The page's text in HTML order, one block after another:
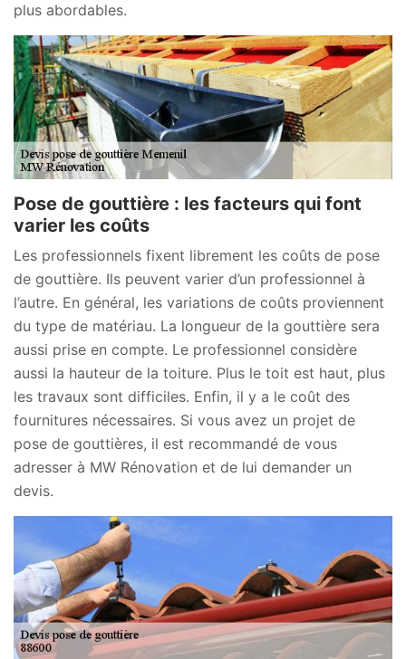
plus abordables.
Pose de gouttière : les facteurs qui font
varier les coûts
Les professionnels fixent librement les coûts de pose
de gouttière. Ils peuvent varier d’un professionnel à
l’autre. En général, les variations de coûts proviennent
du type de matériau. La longueur de la gouttière sera
aussi prise en compte. Le professionnel considère
aussi la hauteur de la toiture. Plus le toit est haut, plus
les travaux sont difficiles. Enfin, il y a le coût des
fournitures nécessaires. Si vous avez un projet de
pose de gouttières, il est recommandé de vous
adresser à MW Rénovation et de lui demander un
devis.